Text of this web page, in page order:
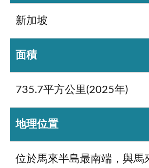
新加坡
面積
735.7平方公里(2025年)
地理位置
位於馬來半島最南端，與馬